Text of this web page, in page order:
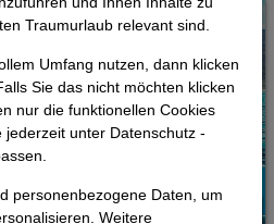
Traumurlaub relevant sind.
Umfang nutzen, dann klicken
Falls Sie das nicht möchten klicken
nur die funktionellen Cookies
unter Datenschutz -
personenbezogene Daten, um
Weitere